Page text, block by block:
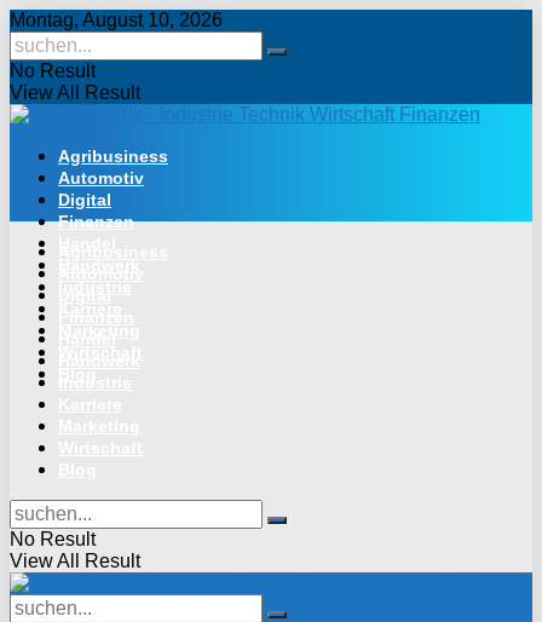
Montag, August 10, 2026
No Result
View All Result
Agribusiness
Automotiv
Digital
Finanzen
No Result
View All Result